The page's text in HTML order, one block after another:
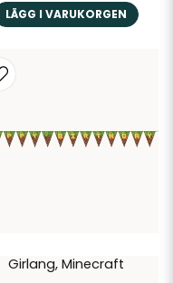
LÄGG I VARUKORGEN
Girlang, Minecraft